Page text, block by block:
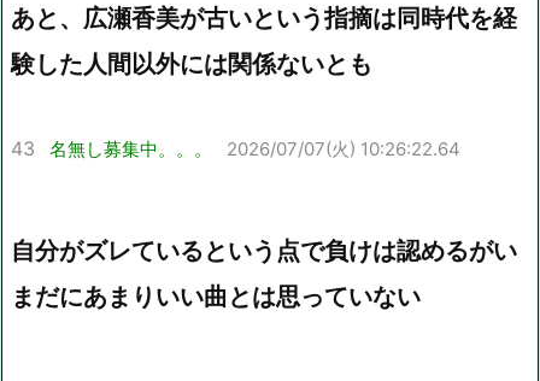
あと、広瀬香美が古いという指摘は同時代を経
験した人間以外には関係ないとも
43 名無し募集中。。。 2026/07/07(火) 10:26:22.64
自分がズレているという点で負けは認めるがい
まだにあまりいい曲とは思っていない